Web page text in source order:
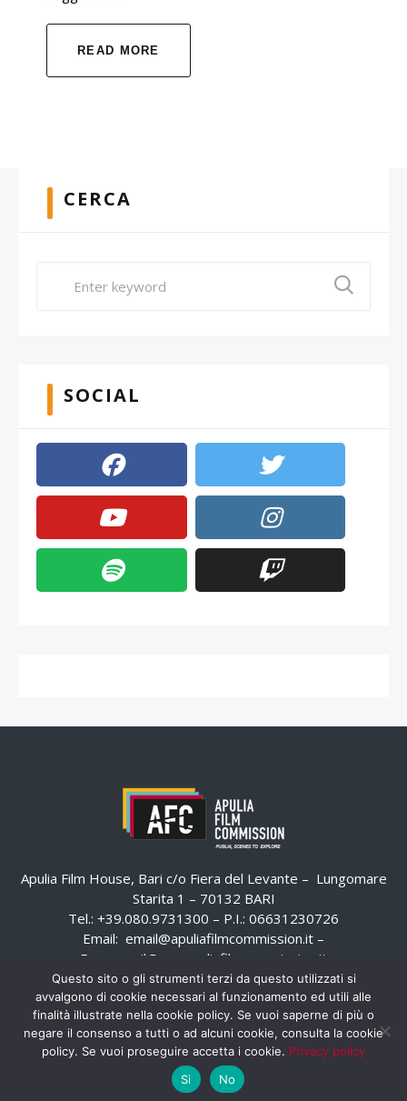
READ MORE
CERCA
SOCIAL
Apulia Film House, Bari c/o Fiera del Levante – Lungomare
Starita 1 – 70132 BARI
Tel.: +39.080.9731300 – P.I.: 06631230726
Email: email@apuliafilmcommission.it –
Pec:
email@pec.apuliafilmcommission.it
Questo sito o gli strumenti terzi da questo utilizzati si
avvalgono di cookie necessari al funzionamento ed utili alle
finalità illustrate nella cookie policy. Se vuoi saperne di più o
negare il consenso a tutti o ad alcuni cookie, consulta la cookie
policy. Se vuoi proseguire accetta i cookie. Privacy policy
Si
No